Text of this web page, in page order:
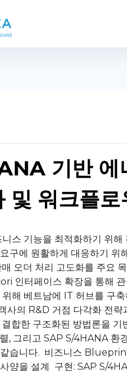
tag:
기반 에
및 워크플
스 기능을 최적화하기 위
구에 원활하게 대응하기
오더 처리 고도화를 주요
인터페이스 확장을 통해
해 베트남에 IT 허브를 구
사의 R&D 거점 다각화 전
합한 구조화된 방법론을
, 그리고 SAP S/4HANA
습니다. 비즈니스
양을 설계 구현: SAP S/